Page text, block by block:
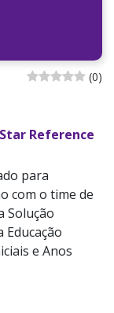
(0)
Reference
para
com o time de
Solução
e Anos